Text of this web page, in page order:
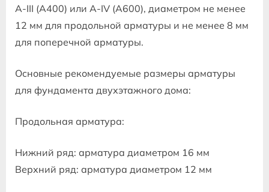
A-III (A400) или A-IV (A600), диаметром не менее
12 мм для продольной арматуры и не менее 8 мм
для поперечной арматуры.
Основные рекомендуемые размеры арматуры
для фундамента двухэтажного дома:
Продольная арматура:
Нижний ряд: арматура диаметром 16 мм
Верхний ряд: арматура диаметром 12 мм